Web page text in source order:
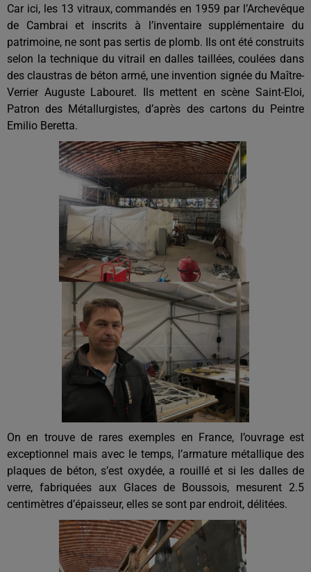
Car ici, les 13 vitraux, commandés en 1959 par l’Archevêque
de Cambrai et inscrits à l’inventaire supplémentaire du
patrimoine, ne sont pas sertis de plomb. Ils ont été construits
selon la technique du vitrail en dalles taillées, coulées dans
des claustras de béton armé, une invention signée du Maître-
Verrier Auguste Labouret. Ils mettent en scène Saint-Eloi,
Patron des Métallurgistes, d’après des cartons du Peintre
Emilio Beretta.
On en trouve de rares exemples en France, l’ouvrage est
exceptionnel mais avec le temps, l’armature métallique des
plaques de béton, s’est oxydée, a rouillé et si les dalles de
verre, fabriquées aux Glaces de Boussois, mesurent 2.5
centimètres d’épaisseur, elles se sont par endroit, délitées.